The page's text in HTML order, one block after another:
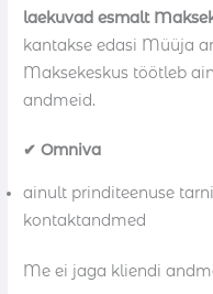
laekuvad esmalt
kantakse edasi Müüja
Maksekeskus töötleb
andmeid.
✔ Omniva
ainult prinditeenuse
kontaktandmed
Me ei jaga kliendi